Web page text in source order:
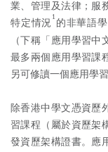
業、管理及法律；服
特定情況
1
的非華語
（下稱「應用學習
最多兩個應用學習課
另可修讀一個應用學
除香港中學文憑資歷
習課程（屬於資歷架
發資歷架構證書。應